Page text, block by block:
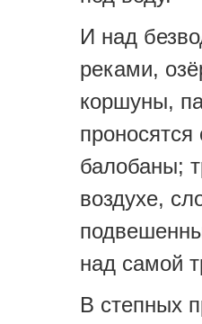
И над
реками,
коршуны,
балобаны;
воздухе,
над самой
В степных